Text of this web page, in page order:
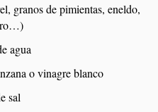
granos de pimientas, eneldo,
agua
o vinagre blanco
sal